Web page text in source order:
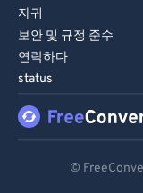
자귀
보안 및 규정 준수
연락하다
status
©